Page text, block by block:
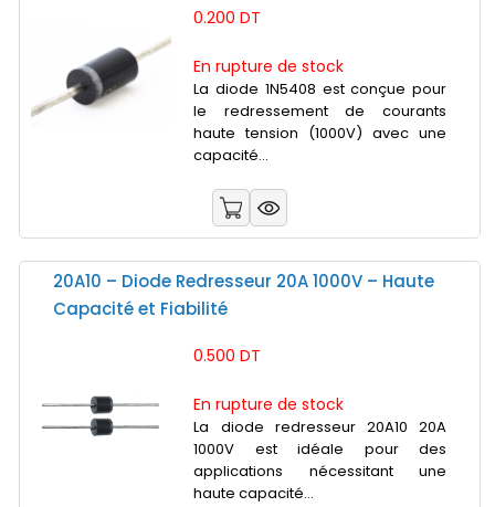
0.200 DT
En rupture de stock
La diode 1N5408 est conçue pour
le redressement de courants
haute tension (1000V) avec une
capacité...
20A10 – Diode Redresseur 20A 1000V – Haute
Capacité et Fiabilité
0.500 DT
En rupture de stock
La diode redresseur 20A10 20A
1000V est idéale pour des
applications nécessitant une
haute capacité...